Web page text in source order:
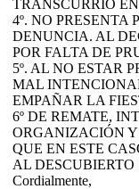
TRANSCURRIÓ
4º. NO PRESENTA
DENUNCIA. AL
POR FALTA DE
5º. AL NO ESTAR
MAL
EMPAÑAR LA
6º DE REMATE,
ORGANIZACIÓN
QUE EN ESTE
AL
Cordialmente,